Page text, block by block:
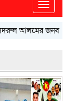
Toggle
আলমের জনবান্ধব